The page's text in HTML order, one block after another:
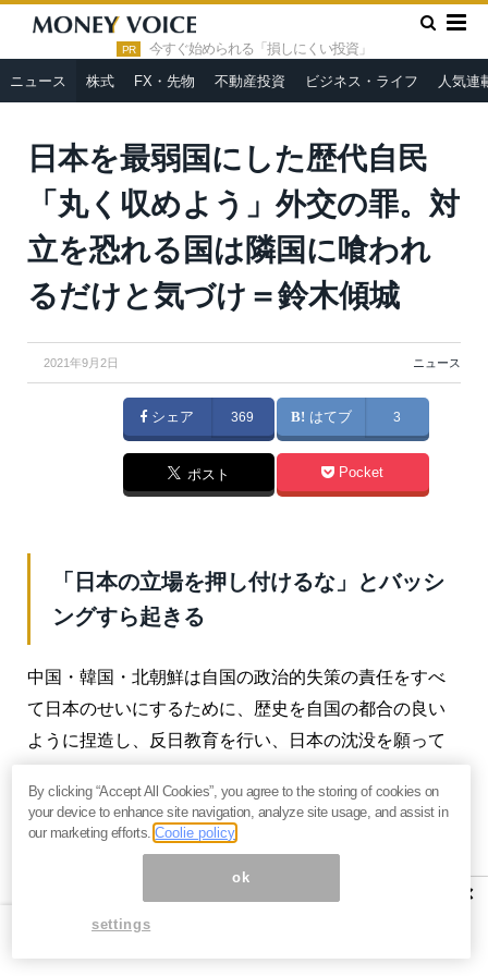
PR 今すぐ始められる「損しにくい投資」
ニュース 株式 FX・先物 不動産投資 ビジネス・ライフ 人気連
HOME » ニュース »
日本を最弱国にした歴代自民「丸く収めよ
う」外交の罪。対立を恐れる国は隣国に喰われるだけと気づけ＝鈴
日本を最弱国にした歴代自民
「丸く収めよう」外交の罪。対
立を恐れる国は隣国に喰われ
るだけと気づけ＝鈴木傾城
2021年9月2日 ニュース
シェア 369 はてブ 3
ポスト Pocket
「日本の立場を押し付けるな」とバッシ
ングすら起きる
中国・韓国・北朝鮮は自国の政治的失策の責任をすべ
て日本のせいにするために、歴史を自国の都合の良い
ように捏造し、反日教育を行い、日本の沈没を願って
こうした国々と価値感が共有され、相互理解ができる
と思う方がどうかしている。
日本は主張することはできる。しかし、それを理解し
てもらえると考えるのは甘い。理解どころか、「日本
の立場を押し付けるな」とバッシングすら起きる。
×
By clicking “Accept All Cookies”, you agree to the storing of cookies on
your device to enhance site navigation, analyze site usage, and assist in
our marketing efforts.Coolie policy
ok
settings